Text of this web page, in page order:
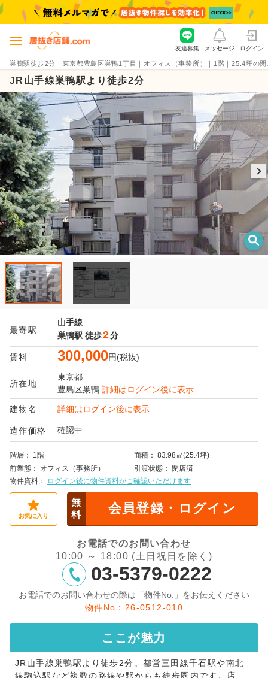
巣鴨駅徒歩2分｜東京都豊島区巣鴨1丁目｜オフィス（事務所）｜1階｜25.4坪の
友達募集 メッセージ ログイン
JR山手線巣鴨駅より徒歩2分
最寄駅
山手線
巣鴨駅 徒歩2分
賃料 300,000円(税抜)
所在地
東京都
豊島区巣鴨 詳細はログイン後に表示
建物名 詳細はログイン後に表示
造作価格 確認中
階層 1階 面積
83.98㎡(25.4坪)
前業態
オフィス（事務所） 引渡状態
閉店済
物件資料
ログイン後に物件資料がご確認いただけます
お気に入り
無
料
会員登録・ログイン
お電話でのお問い合わせ
10:00 ～ 18:00 (土日祝日を除く)
03-5379-0222
お電話でのお問い合わせの際は「物件No.」をお伝えください
物件No：26-0512-010
ここが魅力
JR山手線巣鴨駅より徒歩2分。都営三田線千石駅や南北
線駒込駅など複数の路線や駅からも徒歩圏内です。店